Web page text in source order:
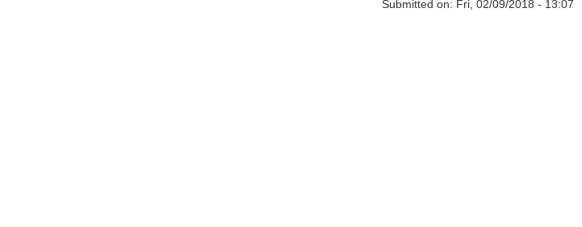
Submitted on: Fri, 02/09/2018 - 13:07